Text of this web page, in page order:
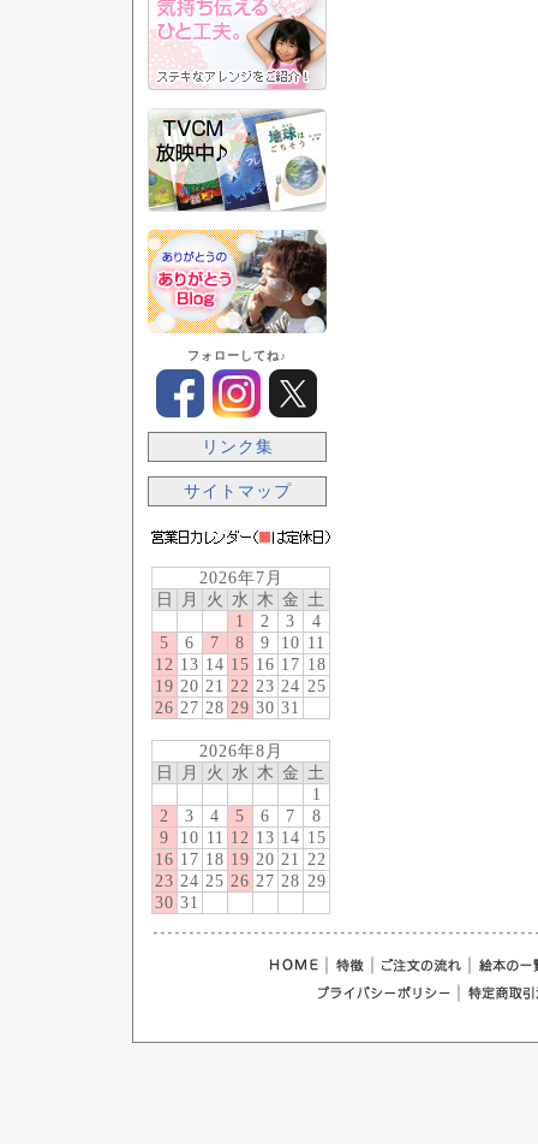
フォローしてね♪
リンク集
サイトマップ
2026年7月
日
月 火 水 木 金 土
1
2 3
4
5
6 7 8 9 10 11
12 13 14 15 16 17 18
19 20 21 22 23 24 25
26 27 28 29 30 31
2026年8月
日
月 火 水 木 金 土
1
2
3 4 5 6 7
8
9
10 11 12 13 14 15
16 17 18 19 20 21 22
23 24 25 26 27 28 29
30 31